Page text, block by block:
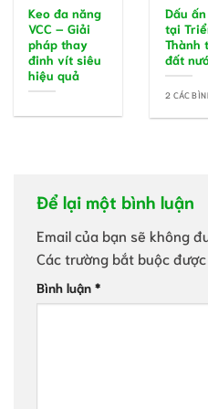
Keo đa năng
VCC – Giải
pháp thay
đinh vít siêu
hiệu quả
Dấu ấn
tại
Thành
đất
2 CÁC
Để lại một bình luận
Email của bạn sẽ không
Các trường bắt buộc
Bình luận *